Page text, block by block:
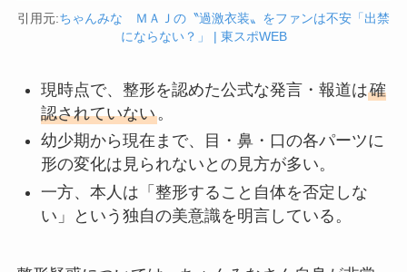
引用元:ちゃんみな ＭＡＪの〝過激衣装〟をファンは不安「出禁
にならない？」 | 東スポWEB
現時点で、整形を認めた公式な発言・報道は確
認されていない。
幼少期から現在まで、目・鼻・口の各パーツに
形の変化は見られないとの見方が多い。
一方、本人は「整形すること自体を否定しな
い」という独自の美意識を明言している。